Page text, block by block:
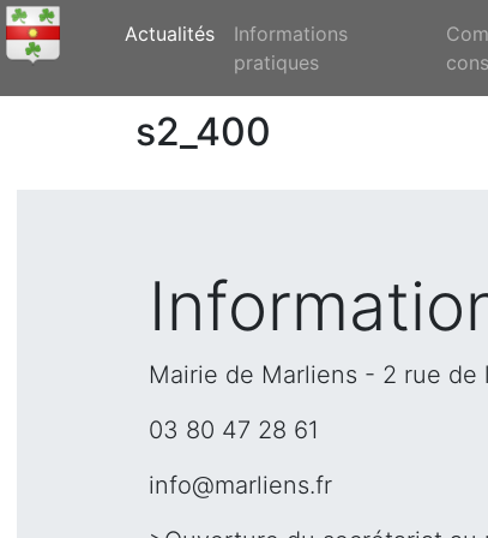
Actualités(current)
Informations
pratiques
s2_400
Mairie de Marliens - 2 rue de
03 80 47 28 61
info@marliens.fr